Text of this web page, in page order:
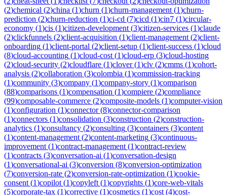
(2)chemical (2)china (1)churn (1)churn-management (1)churn-
prediction (2)churn-reduction (1)ci-cd (7)cicd (1)cin7 (1)circular-
economy (1)cis (1)citizen-development (3)citizen-services (1)claude
(2)clickfunnels (2)client-acquisition (1)client-management (2)client-
onboarding (1)client-portal (2)client-setup (1)client-success (1)cloud
(8)cloud-accounting (1)cloud-cost (1)cloud-erp (3)cloud-hosting
(2)cloud-security (2)cloudflare (1)clover(1)clv (2)cmms (1)cohort-
analysis (2)collaboration (3)colombia (1)commission-tracking
(1)community (3)company (1)company-story (1)comparison
(88)comparisons (1)compensation (1)compiere (2)compliance
(99)composable-commerce (2)composite-models (1)computer-vision
(1)configuration (1)connector(8)connector-comparison
(1)connectors (1)consolidation (3)construction (2)construction-
analytics (1)consultancy (2)consulting (3)containers (3)content
(1)content-management (2)content-marketing (3)continuous-
improvement (1)contract-management (1)contract-review
(1)contracts (3)conversation-ai (1)conversation-design
(1)conversational-ai (3)conversion (8)conversion-optimization
(7)conversion-rate (2)conversion-rate-optimization (1)cookie-
consent (1)copilot (1)copyleft (1)copyrights (1)core-web-vitals
(5)corporate-tax (1)corrective (1)cosmetics (1)cost (4)cost-